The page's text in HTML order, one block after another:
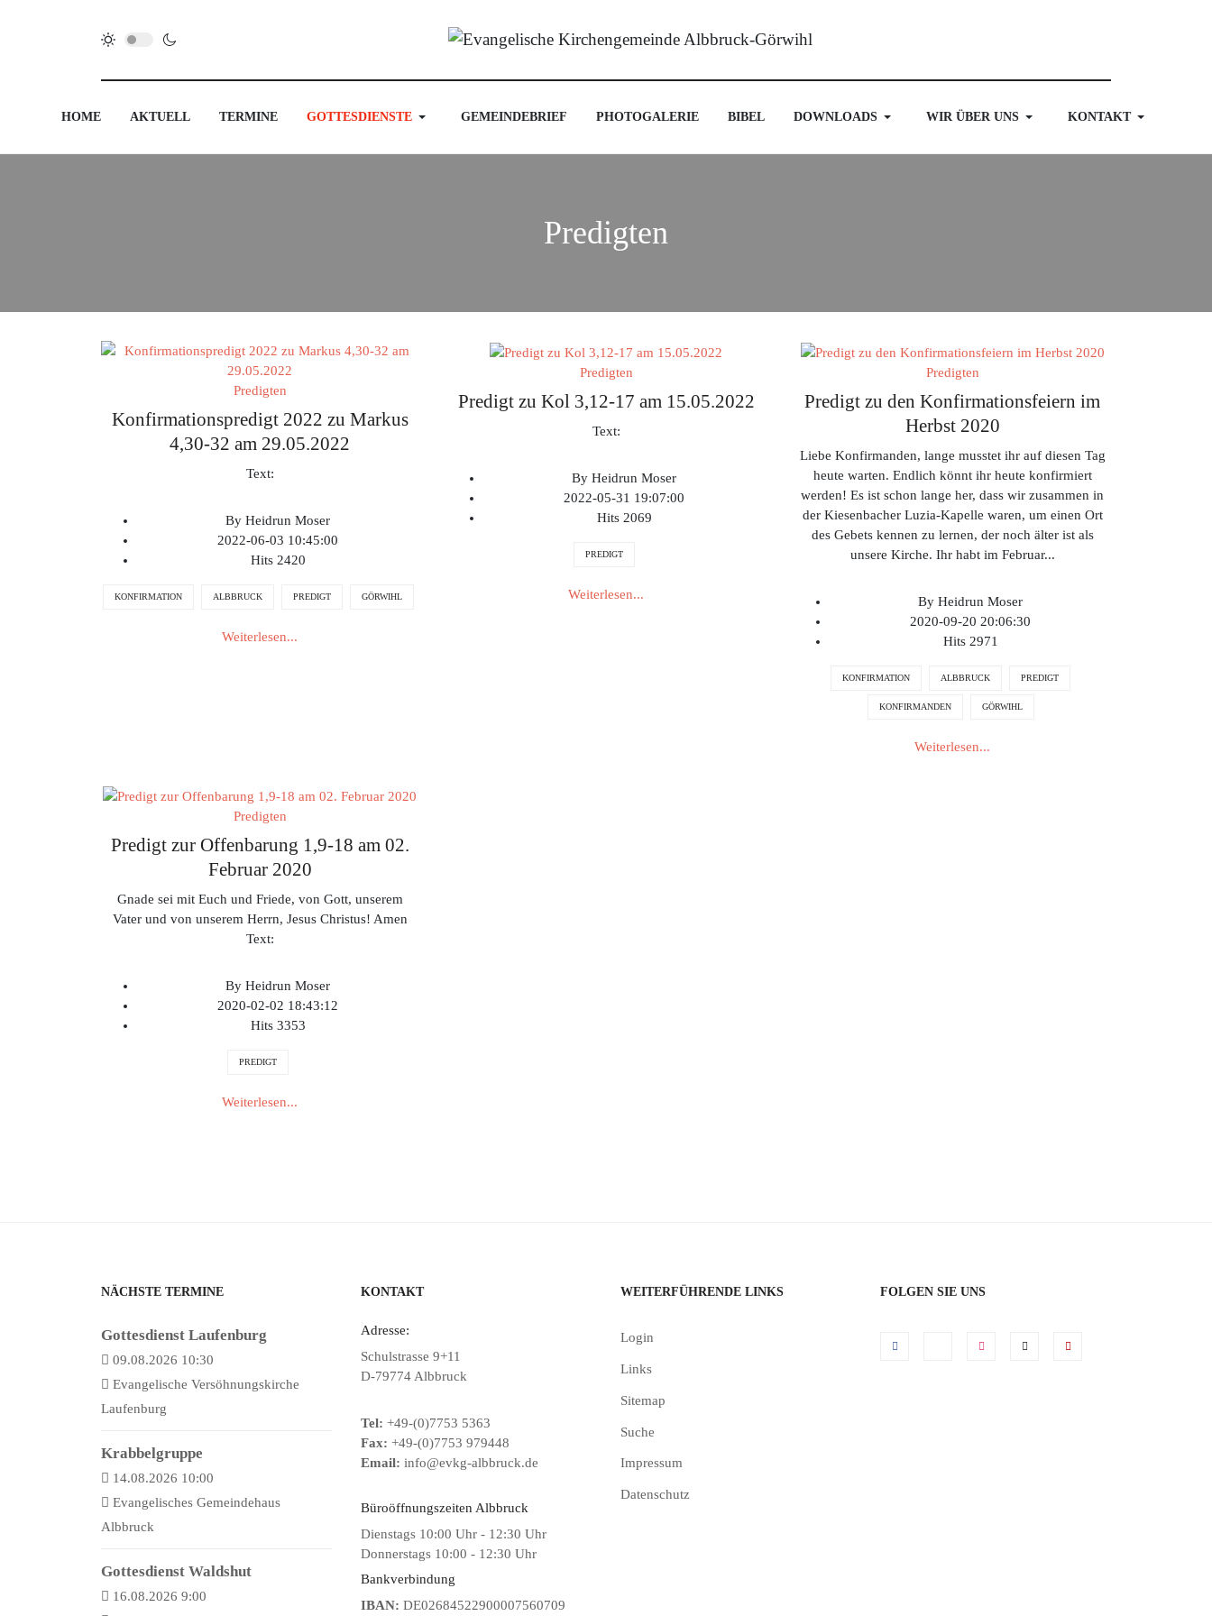
HOME AKTUELL TERMINE GOTTESDIENSTE GEMEINDEBRIEF PHOTOGALERIE BIBEL DOWNLOADS WIR ÜBER UNS KONTAKT
Predigten
Predigten
Konfirmationspredigt 2022 zu Markus
4,30-32 am 29.05.2022
Text:
By Heidrun Moser
2022-06-03 10:45:00
Hits 2420
KONFIRMATION ALBBRUCK PREDIGT GÖRWIHL
Weiterlesen...
Predigten
Predigt zu Kol 3,12-17 am 15.05.2022
Text:
By Heidrun Moser
2022-05-31 19:07:00
Hits 2069
PREDIGT
Weiterlesen...
Predigten
Predigt zu den Konfirmationsfeiern im
Herbst 2020
Liebe Konfirmanden, lange musstet ihr auf diesen Tag
heute warten. Endlich könnt ihr heute konfirmiert
werden! Es ist schon lange her, dass wir zusammen in
der Kiesenbacher Luzia-Kapelle waren, um einen Ort
des Gebets kennen zu lernen, der noch älter ist als
unsere Kirche. Ihr habt im Februar...
By Heidrun Moser
2020-09-20 20:06:30
Hits 2971
KONFIRMATION ALBBRUCK PREDIGT
KONFIRMANDEN GÖRWIHL
Weiterlesen...
Predigten
Predigt zur Offenbarung 1,9-18 am 02.
Februar 2020
Gnade sei mit Euch und Friede, von Gott, unserem
Vater und von unserem Herrn, Jesus Christus! Amen
Text:
By Heidrun Moser
2020-02-02 18:43:12
Hits 3353
PREDIGT
Weiterlesen...
NÄCHSTE TERMINE
Gottesdienst Laufenburg
09.08.2026 10:30
Evangelische Versöhnungskirche
Laufenburg
Krabbelgruppe
14.08.2026 10:00
Evangelisches Gemeindehaus
Albbruck
Gottesdienst Waldshut
16.08.2026 9:00
KONTAKT
Adresse:
Schulstrasse 9+11
D-79774 Albbruck
Tel: +49-(0)7753 5363
Fax: +49-(0)7753 979448
Email: info@evkg-albbruck.de
Büroöffnungszeiten Albbruck
Dienstags 10:00 Uhr - 12:30 Uhr
Donnerstags 10:00 - 12:30 Uhr
Bankverbindung
IBAN: DE02684522900007560709
WEITERFÜHRENDE LINKS
Login
Links
Sitemap
Suche
Impressum
Datenschutz
FOLGEN SIE UNS